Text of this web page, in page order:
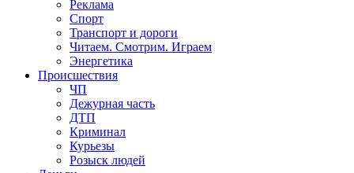
Реклама
Спорт
Транспорт и дороги
Читаем. Смотрим. Играем
Энергетика
Происшествия
ЧП
Дежурная часть
ДТП
Криминал
Курьезы
Розыск людей